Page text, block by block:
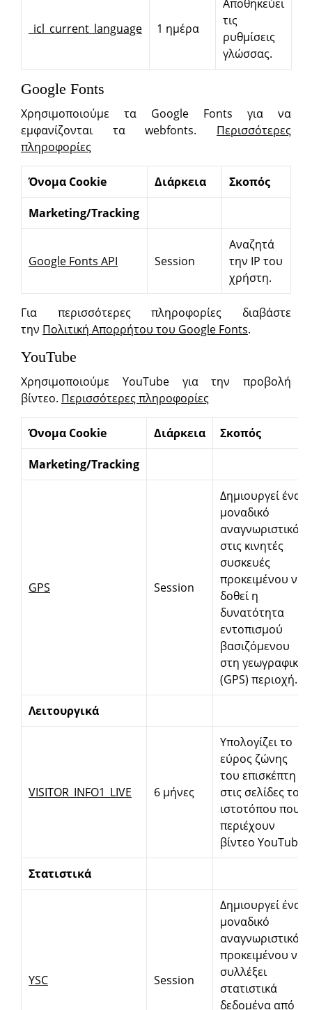
_icl_current_language 1 ημέρα
Αποθηκεύει
τις
ρυθμίσεις
γλώσσας.
Google Fonts
Χρησιμοποιούμε τα Google Fonts για να
εμφανίζονται τα webfonts. Περισσότερες
πληροφορίες
Όνομα Cookie Διάρκεια Σκοπός
Marketing/Tracking
Google Fonts API Session
Αναζητά
την IP του
χρήστη.
Για περισσότερες πληροφορίες διαβάστε
την Πολιτική Απορρήτου του Google Fonts.
YouTube
Χρησιμοποιούμε YouTube για την προβολή
βίντεο. Περισσότερες πληροφορίες
Όνομα Cookie Διάρκεια Σκοπός
Marketing/Tracking
GPS Session
Δημιουργεί ένα
μοναδικό
αναγνωριστικό
στις κινητές
συσκευές
προκειμένου να
δοθεί η
δυνατότητα
εντοπισμού
βασιζόμενου
στη γεωγραφική
(GPS) περιοχή.
Λειτουργικά
VISITOR_INFO1_LIVE 6 μήνες
Υπολογίζει το
εύρος ζώνης
του επισκέπτη
στις σελίδες του
ιστοτόπου που
περιέχουν
βίντεο YouTube.
Στατιστικά
YSC Session
Δημιουργεί ένα
μοναδικό
αναγνωριστικό
προκειμένου να
συλλέξει
στατιστικά
δεδομένα από